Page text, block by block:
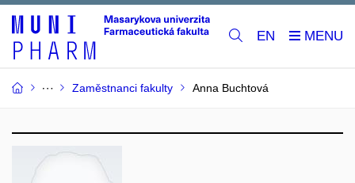
EN
Zaměstnanci fakulty Anna Buchtová